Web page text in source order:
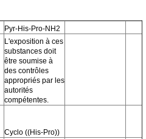
Pyr-His-Pro-NH2
L'exposition à ces
substances doit
être soumise à
des contrôles
appropriés par les
autorités
compétentes.
Cyclo ((His-Pro))